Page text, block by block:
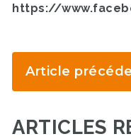
https://
Article
ARTICLES